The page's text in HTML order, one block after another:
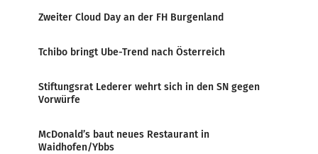
Zweiter Cloud Day an der FH Burgenland
Tchibo bringt Ube-Trend nach Österreich
Stiftungsrat Lederer wehrt sich in den SN gegen
Vorwürfe
McDonald’s baut neues Restaurant in
Waidhofen/Ybbs